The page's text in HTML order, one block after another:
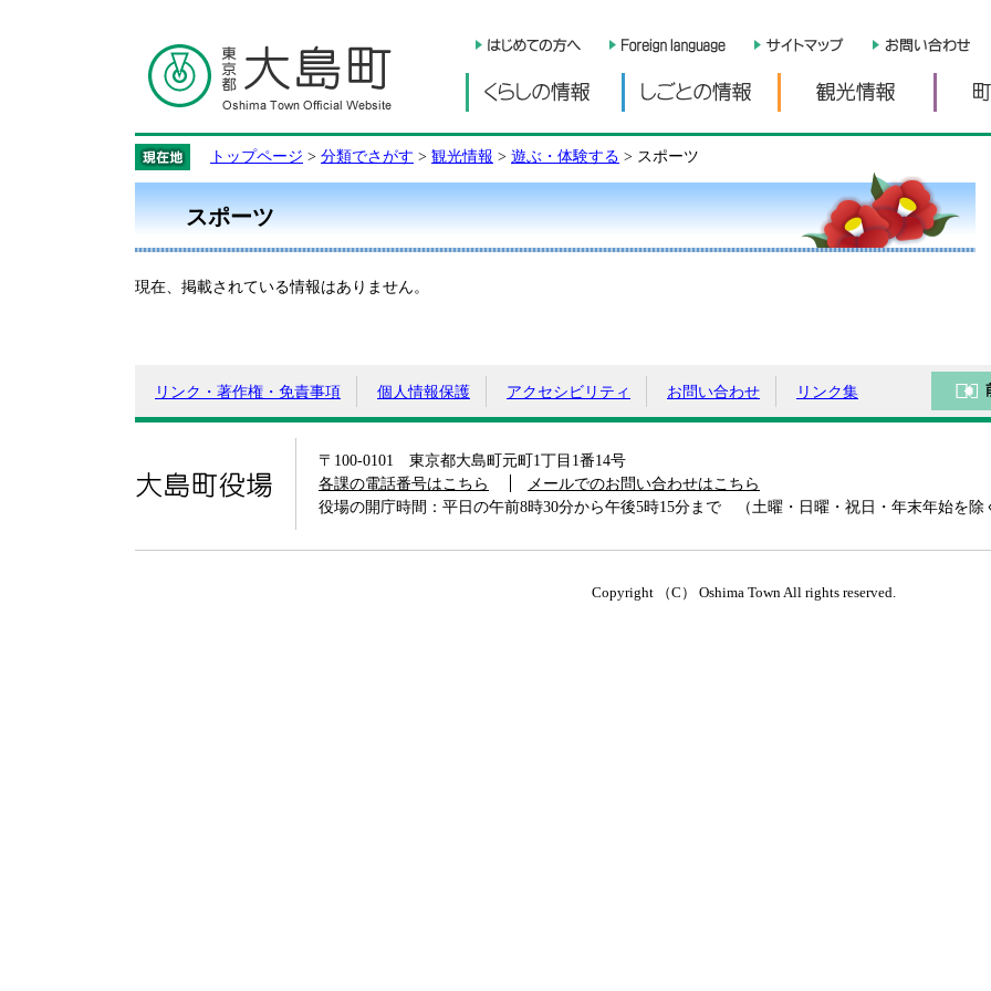
くらしの情報 しごとの情報 観光情
トップページ > 分類でさがす > 観光情報 > 遊ぶ・体験する > スポーツ
スポーツ
現在、掲載されている情報はありません。
リンク・著作権・免責事項 個人情報保護 アクセシビリティ お問い合わせ リンク集
大島町役場
〒100-0101 東京都大島町元町1丁目1番14号
各課の電話番号はこちら
メールでのお問い合わせはこちら
役場の開庁時間：平日の午前8時30分から午後5時15分まで （土曜・日曜・祝日・年末年始を除
Copyright （C） Oshima Town All rights reserved.